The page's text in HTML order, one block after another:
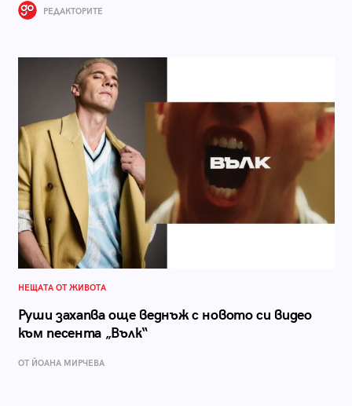
РЕДАКТОРИТЕ
НЕЩАТА ОТ ЖИВОТА
Руши захапва още веднъж с новото си видео
към песента „Вълк“
ОТ ЙОАНА МИРЧЕВА